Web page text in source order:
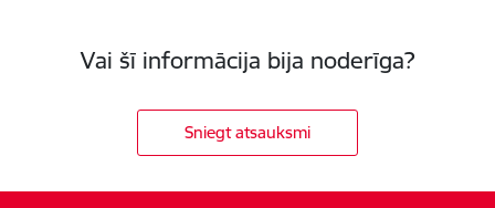
Vai šī informācija bija noderīga?
Sniegt atsauksmi